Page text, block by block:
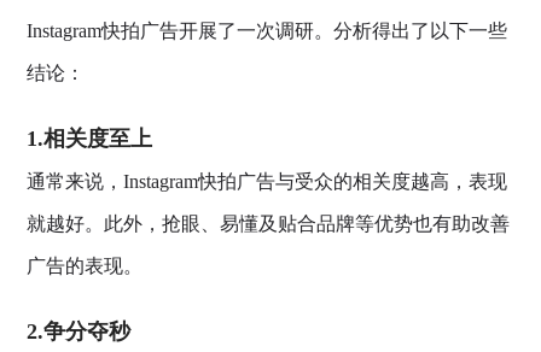
Instagram快拍广告开展了一次调研。分析得出了以下一些
结论：
1.相关度至上
通常来说，Instagram快拍广告与受众的相关度越高，表现
就越好。此外，抢眼、易懂及贴合品牌等优势也有助改善
广告的表现。
2.争分夺秒